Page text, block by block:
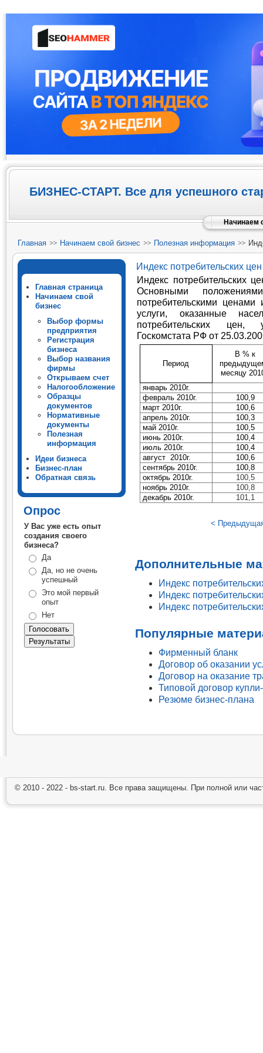
БИЗНЕС-СТАРТ. Все для успешного
Начинаем
Главная Начинаем свой бизнес Полезная информация
2010 г.
Главная страница
Начинаем свой
бизнес
Выбор формы
предприятия
Регистрация
бизнеса
Выбор названия
фирмы
Открываем счет
Налогообложение
Образцы
документов
Нормативные
документы
Полезная
информация
Идеи бизнеса
Бизнес-план
Обратная связь
Опрос
У Вас уже есть опыт
создания своего
бизнеса?
Да
Да, но не очень
успешный
Это мой первый
опыт
Нет
Индекс потребительских цен
Индекс потребительских
Основными
потребительскими
услуги, оказанные
потребительских цен,
Госкомстата РФ от
Период
В % к
месяцу
январь 2010г.
февраль 2010г.
100,9
март 2010г.
100,6
апрель 2010г.
100,3
май 2010г.
100,5
июнь 2010г.
100,4
июль 2010г.
100,4
август 2010г.
100,6
сентябрь 2010г.
100,8
октябрь 2010г.
100,5
ноябрь 2010г.
100,8
декабрь 2010г.
101,1
<
Дополнительные
Индекс
Индекс
Индекс
Популярные
Фирменный бланк
Договор об оказании
Договор на оказание
Типовой договор
Резюме бизнес-плана
© 2010 - 2022 - bs-start.ru. Все права защищены. При полной или